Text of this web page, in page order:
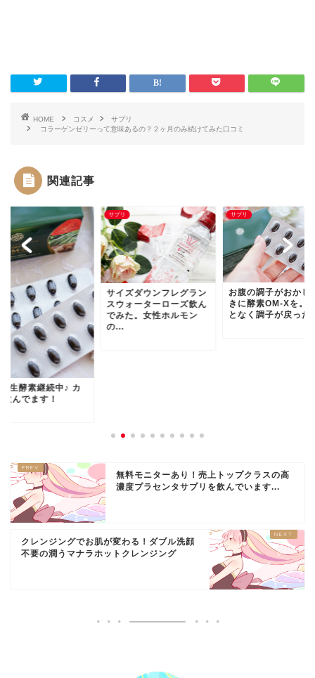
HOME コスメ
サプリ
コラーゲンゼリーって意味あるの？２ヶ月のみ続けてみた口コミ
関連記事
X生酵素継続中♪ カ
飲んでます！
サプリ
サイズダウンフレグラン
スウォーターローズ飲ん
でみた。女性ホルモン
の...
サプリ
お腹の調子がおかし
きに酵素OM-Xを。
となく調子が戻った
無料モニターあり！売上トップクラスの高
濃度プラセンタサプリを飲んでいます...
クレンジングでお肌が変わる！ダブル洗顔
不要の潤うマナラホットクレンジング